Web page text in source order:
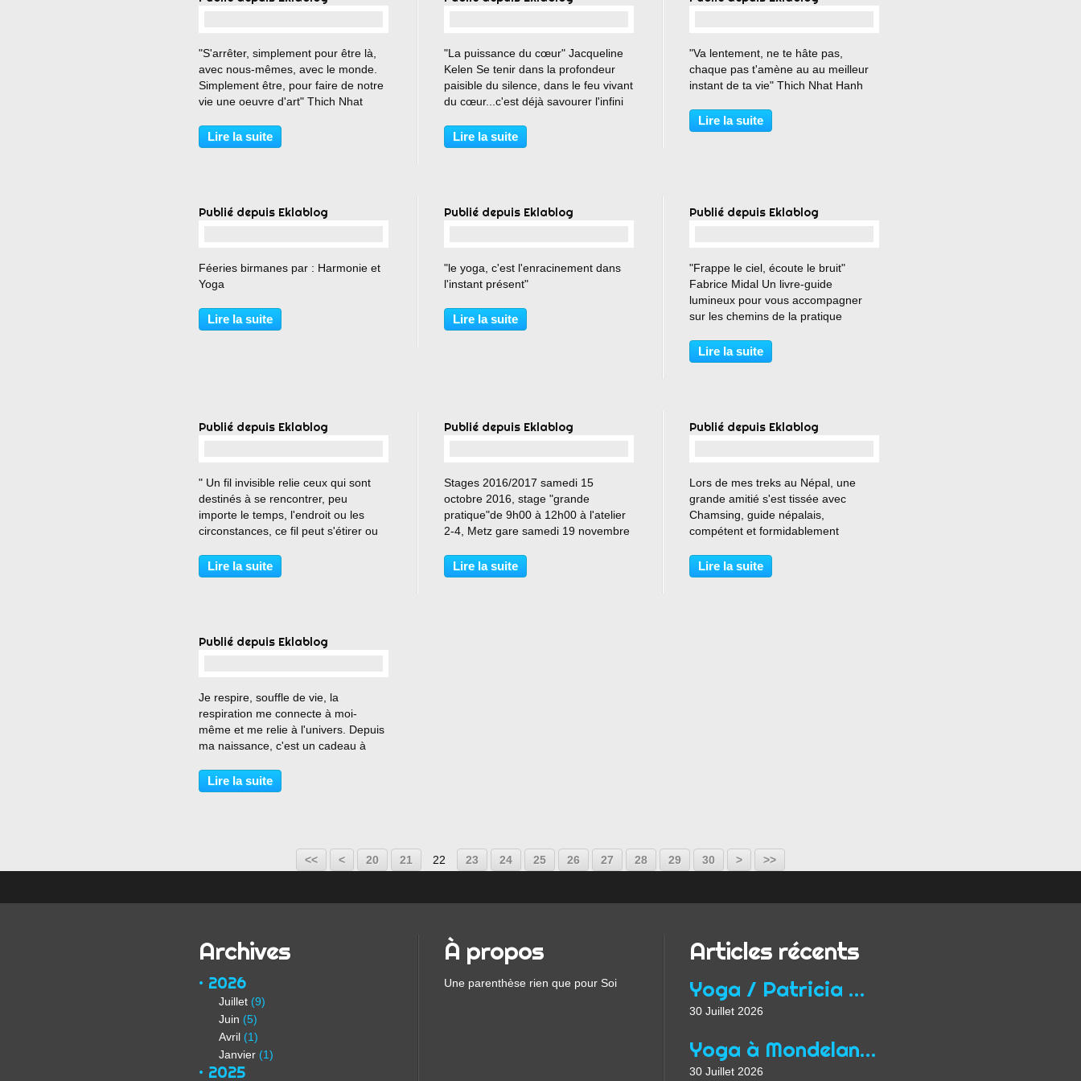
"S'arrêter, simplement pour être là,
avec nous-mêmes, avec le monde.
Simplement être, pour faire de notre
vie une oeuvre d'art" Thich Nhat
Lire la suite
"La puissance du cœur" Jacqueline
Kelen Se tenir dans la profondeur
paisible du silence, dans le feu vivant
du cœur...c'est déjà savourer l'infini
Lire la suite
"Va lentement, ne te hâte pas,
chaque pas t'amène au au meilleur
instant de ta vie" Thich Nhat Hanh
Lire la suite
Publié depuis Eklablog
Féeries birmanes par : Harmonie et
Yoga
Lire la suite
Publié depuis Eklablog
"le yoga, c'est l'enracinement dans
l'instant présent"
Lire la suite
Publié depuis Eklablog
"Frappe le ciel, écoute le bruit"
Fabrice Midal Un livre-guide
lumineux pour vous accompagner
sur les chemins de la pratique
Lire la suite
Publié depuis Eklablog
" Un fil invisible relie ceux qui sont
destinés à se rencontrer, peu
importe le temps, l'endroit ou les
circonstances, ce fil peut s'étirer ou
jamais..." Sagesse d'Asie
Lire la suite
Publié depuis Eklablog
Stages 2016/2017 samedi 15
octobre 2016, stage "grande
pratique"de 9h00 à 12h00 à l'atelier
2-4, Metz gare samedi 19 novembre
9h00 à 12h00 à l'escale, Moyeuvre-
grande dimanche 18 décembre
Lire la suite
Publié depuis Eklablog
Lors de mes treks au Népal, une
grande amitié s'est tissée avec
Chamsing, guide népalais,
compétent et formidablement
suite au drame vécu par ce pays lors
du tremblement de terre,
Lire la suite
Publié depuis Eklablog
Je respire, souffle de vie, la
respiration me connecte à moi-
même et me relie à l'univers. Depuis
ma naissance, c'est un cadeau à
invitation à la plénitude... Je respire,
et je me sens intensément... vivant...
Lire la suite
<< < 10
20 21 22 23 24 25 26 27 28 29 30 > >>
Archives
2026
Juillet (9)
Juin (5)
Avril (1)
Janvier (1)
2025
À propos
Une parenthèse rien que pour Soi
Articles récents
Yoga / Patricia Wirth / Mon parcours de professeur...
30 Juillet 2026
Yoga à Mondelange depuis 2013
30 Juillet 2026